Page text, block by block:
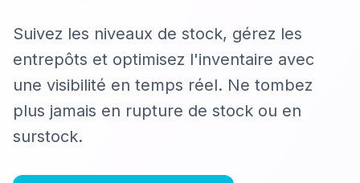
Suivez les niveaux de stock, gérez les
entrepôts et optimisez l'inventaire avec
une visibilité en temps réel. Ne tombez
plus jamais en rupture de stock ou en
surstock.